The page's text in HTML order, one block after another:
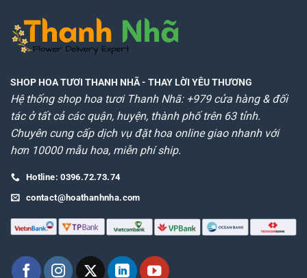
SHOP HOA TƯƠI THANH NHÃ- THAY LỜI YÊU THƯƠNG
Hệ thống shop hoa tươi Thanh Nhã: +979 cửa hàng & đối
tác ở tất cả các quận, huyện, thành phố trên 63 tỉnh.
Chuyên cung cấp dịch vụ đặt hoa online giao nhanh với
hơn 10000 mẫu hoa, miễn phí ship.
Hotline: 0396.72.73.74
contact@hoathanhnha.com